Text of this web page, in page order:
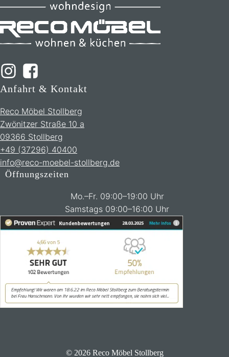
Anfahrt & Kontakt
Reco Möbel Stollberg
Zwönitzer Straße 10 a
09366 Stollberg
+49 (37296) 40400
info@reco-moebel-stollberg.de
Öffnungszeiten
Mo.–Fr. 09:00–19:00 Uhr
Samstags 09:00–16:00 Uhr
© 2026 Reco Möbel Stollberg